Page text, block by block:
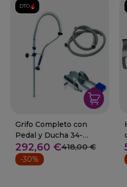
DTO.
Grifo Completo con
Pedal y Ducha 34-
542915+ducha
292,60 €418,00 €
-30%